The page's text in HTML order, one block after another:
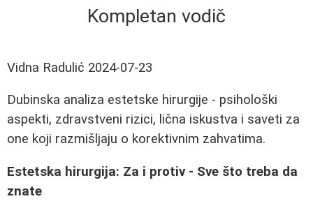
Kompletan vodič
Vidna Radulić 2024-07-23
Dubinska analiza estetske hirurgije - psihološki
aspekti, zdravstveni rizici, lična iskustva i saveti za
one koji razmišljaju o korektivnim zahvatima.
Estetska hirurgija: Za i protiv - Sve što treba da
znate